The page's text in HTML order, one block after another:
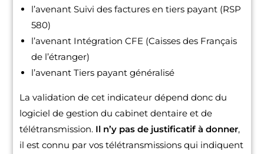
l’avenant Suivi des factures en tiers payant (RSP
580)
l’avenant Intégration CFE (Caisses des Français
de l’étranger)
l’avenant Tiers payant généralisé
La validation de cet indicateur dépend donc du
logiciel de gestion du cabinet dentaire et de
télétransmission. Il n’y pas de justificatif à donner,
il est connu par vos télétransmissions qui indiquent